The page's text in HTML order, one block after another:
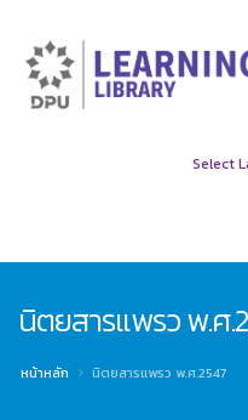
Select
นิตยสารแพรว พ.ศ
หน้าหลัก นิตยสารแพรว พ.ศ.2547